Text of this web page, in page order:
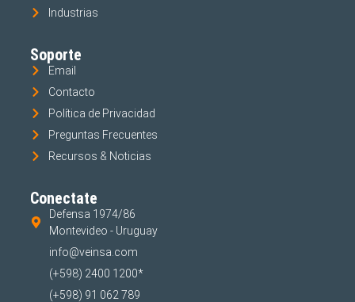
Industrias
Soporte
Email
Contacto
Política de Privacidad
Preguntas Frecuentes
Recursos & Noticias
Conectate
Defensa 1974/86
Montevideo - Uruguay
info@veinsa.com
(+598) 2400 1200*
(+598) 91 062 789